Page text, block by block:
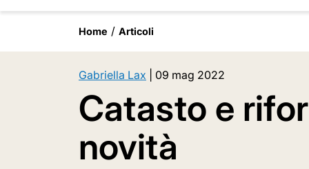
Home Articoli
Gabriella Lax 09 mag 2022
Catasto e
novità